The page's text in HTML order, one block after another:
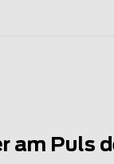
am Puls